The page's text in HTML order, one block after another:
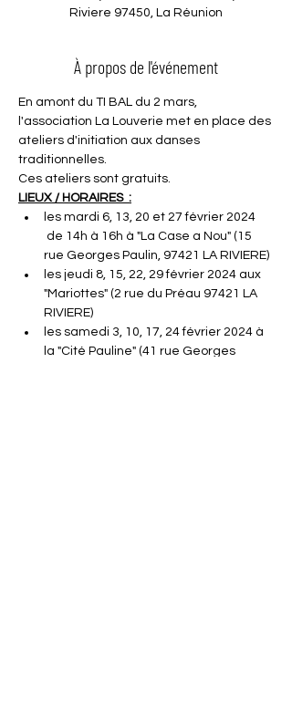
Riviere 97450, La Réunion
À propos de l'événement
En amont du TI BAL du 2 mars,
l'association La Louverie met en place des
ateliers d'initiation aux danses
traditionnelles.
Ces ateliers sont gratuits.
LIEUX / HORAIRES  :
les mardi 6, 13, 20 et 27 février 2024
de 14h à 16h à "La Case a Nou" (15
rue Georges Paulin, 97421 LA RIVIERE)
les jeudi 8, 15, 22, 29 février 2024 aux
"Mariottes" (2 rue du Préau 97421 LA
RIVIERE)
les samedi 3, 10, 17, 24 février 2024 à
la "Cité Pauline" (41 rue Georges